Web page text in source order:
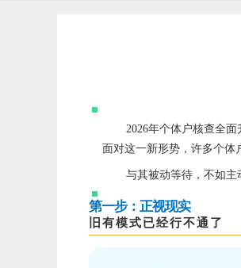
2026年个体户核查全
面对这一新形势，许多个体
与其被动等待，不如主
第一步：正视现实
旧有模式已经行不通了